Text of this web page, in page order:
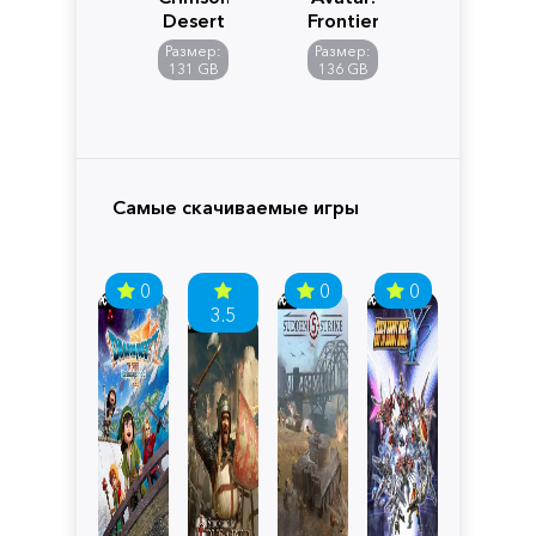
Desert
Размер:
131 GB
Frontiers
of
Pandora
Размер:
136 GB
Самые скачиваемые игры
0
3.5
0 0